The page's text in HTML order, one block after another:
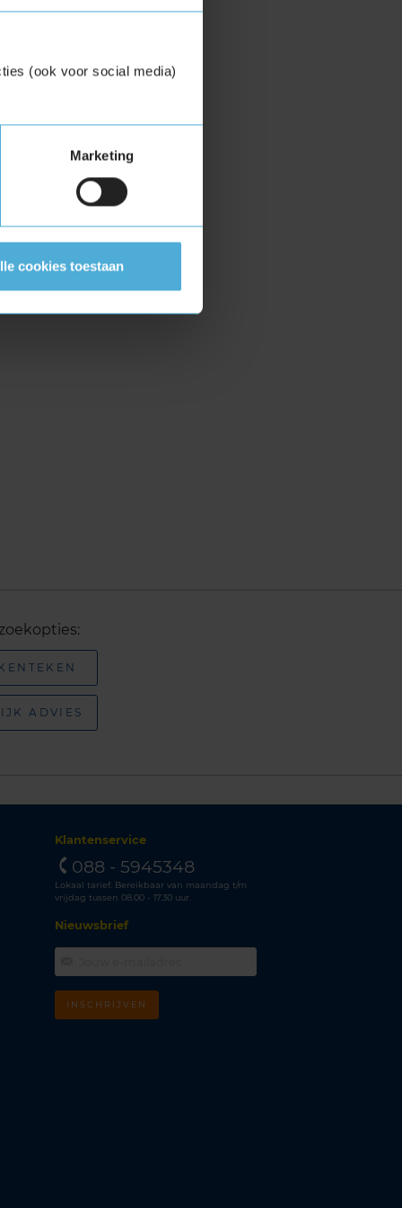
(ook voor social media)
Marketing
cookies toestaan
ADVIES
Klantenservice
088 - 5945348
Lokaal tarief. Bereikbaar van maandag t/m
vrijdag tussen 08.00 - 17.30 uur.
Nieuwsbrief
INSCHRIJVEN